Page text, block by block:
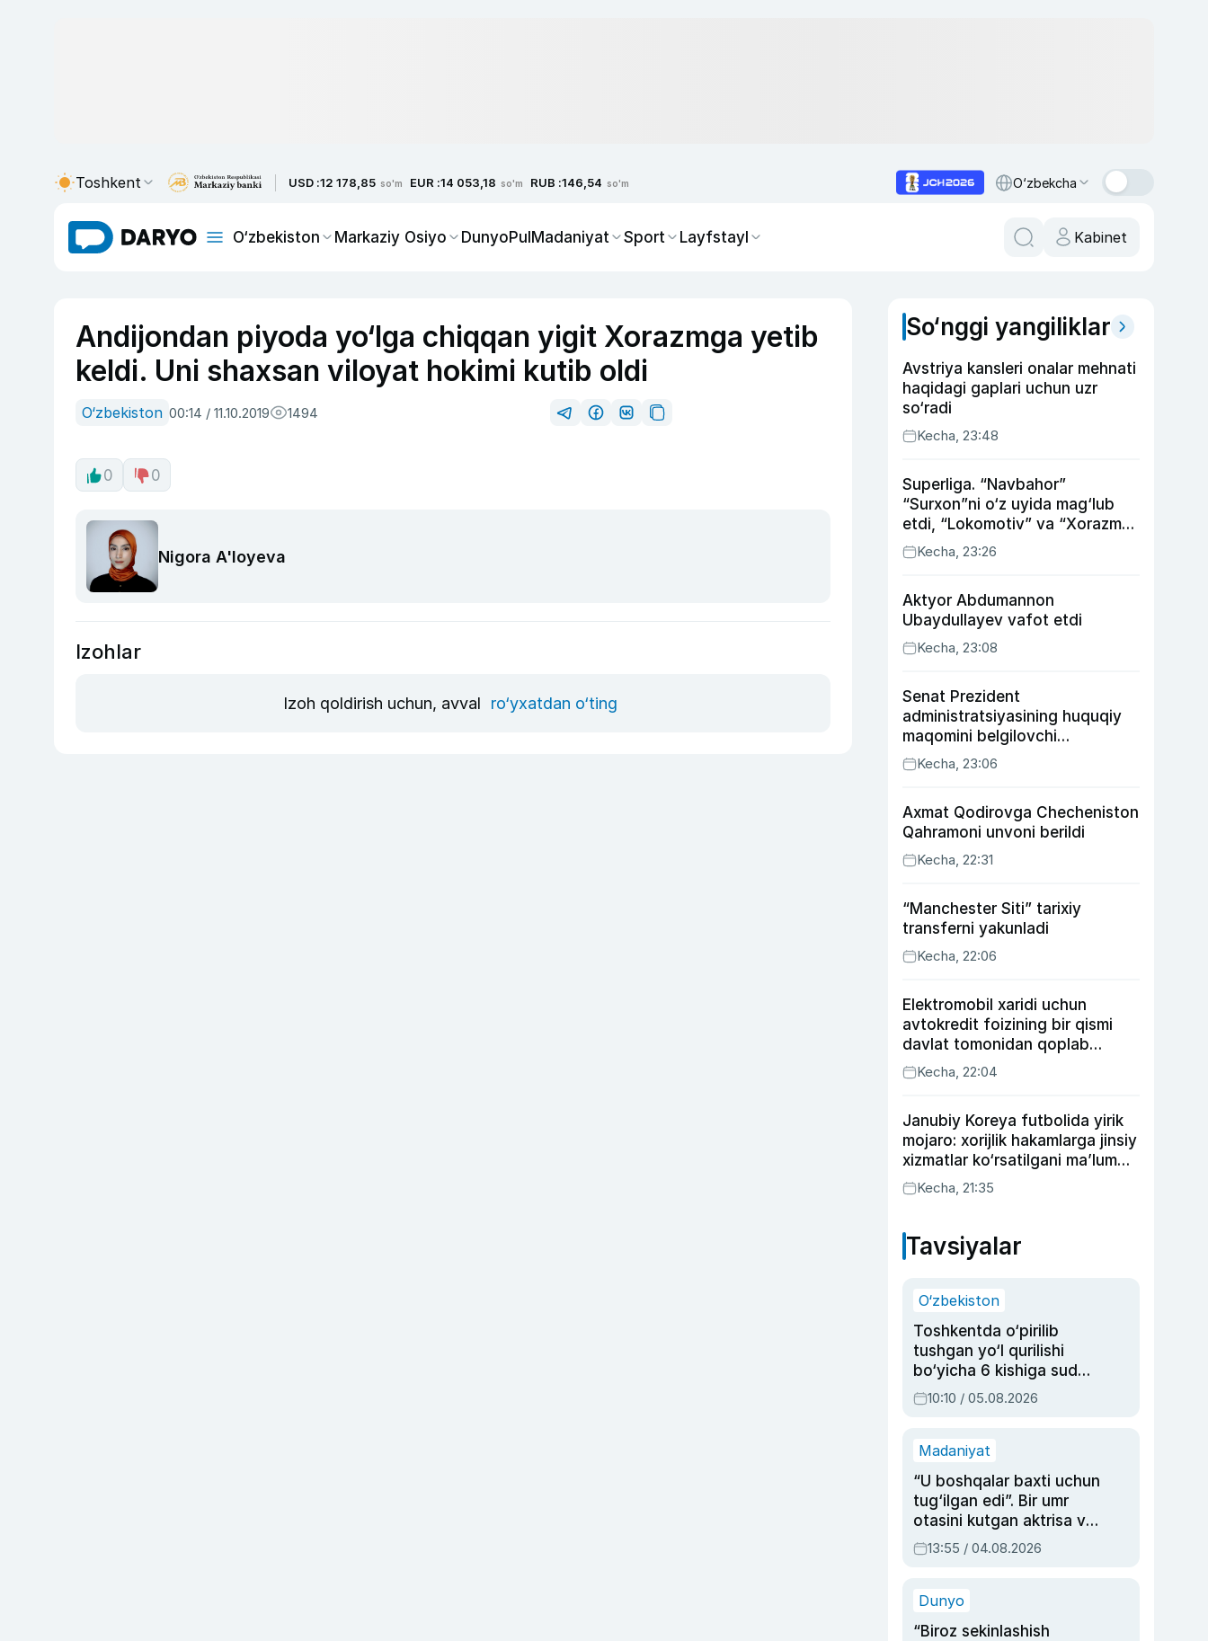
Toshkent USD :12 178,85 so'm EUR :14 053,18 so'm RUB :146,54 so'm O‘zbekcha
O‘zbekiston Markaziy Osiyo DunyoPulMadaniyat Sport Layfstayl Kabinet
Andijondan piyoda yo‘lga chiqqan yigit Xorazmga yetib
keldi. Uni shaxsan viloyat hokimi kutib oldi
O‘zbekiston 00:14 / 11.10.2019 1494
0 0
Nigora A'loyeva
Izohlar
Izoh qoldirish uchun, avval ro‘yxatdan o‘ting
So‘nggi yangiliklar
Avstriya kansleri onalar mehnati
haqidagi gaplari uchun uzr
so‘radi
Kecha, 23:48
Superliga. “Navbahor”
“Surxon”ni o‘z uyida mag‘lub
etdi, “Lokomotiv” va “Xorazm”
uyda g‘alaba qozondi
Kecha, 23:26
Aktyor Abdu­mannon
Ubaydullayev vafot etdi
Kecha, 23:08
Senat Prezident
administratsiyasining huquqiy
maqomini belgilovchi
konstitutsiyaviy qonunni
ma’qulladi
Kecha, 23:06
Axmat Qodirovga Checheniston
Qahramoni unvoni berildi
Kecha, 22:31
“Manchester Siti” tarixiy
transferni yakunladi
Kecha, 22:06
Elektromobil xaridi uchun
avtokredit foizining bir qismi
davlat tomonidan qoplab
berilishi mumkin
Kecha, 22:04
Janubiy Koreya futbolida yirik
mojaro: xorijlik hakamlarga jinsiy
xizmatlar ko‘rsatilgani ma’lum
qilindi
Kecha, 21:35
Tavsiyalar
O‘zbekiston
Toshkentda o‘pirilib
tushgan yo‘l qurilishi
bo‘yicha 6 kishiga sud
hukmi o‘qildi
10:10 / 05.08.2026
Madaniyat
“U boshqalar baxti uchun
tug‘ilgan edi”. Bir umr
otasini kutgan aktrisa va
dublyaj ustasi Rimma
Ahmedovaning
13:55 / 04.08.2026
Dunyo
“Biroz sekinlashish